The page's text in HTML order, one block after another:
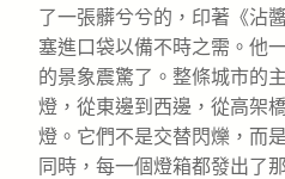
了一張髒兮兮的，印著《沾
塞進口袋以備不時之需。他
的景象震驚了。整條城市的
燈，從東邊到西邊，從高架
燈。它們不是交替閃爍，而
同時，每一個燈箱都發出了那